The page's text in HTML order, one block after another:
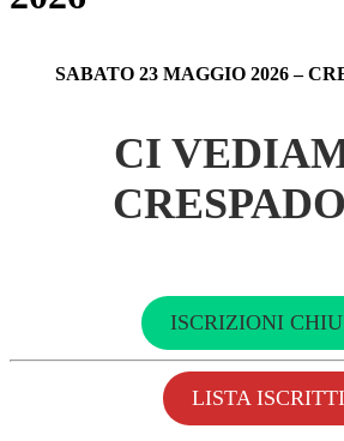
SABATO 23 MAGGIO 2026 –
CI
ISCRIZIONI
LISTA ISCRITTI